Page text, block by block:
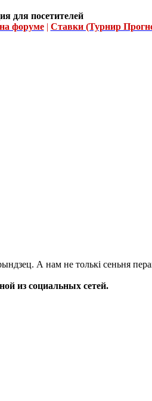
для посетителей
форуме| Ставки (Турнир
А нам не толькі сеньня
из социальных сетей.